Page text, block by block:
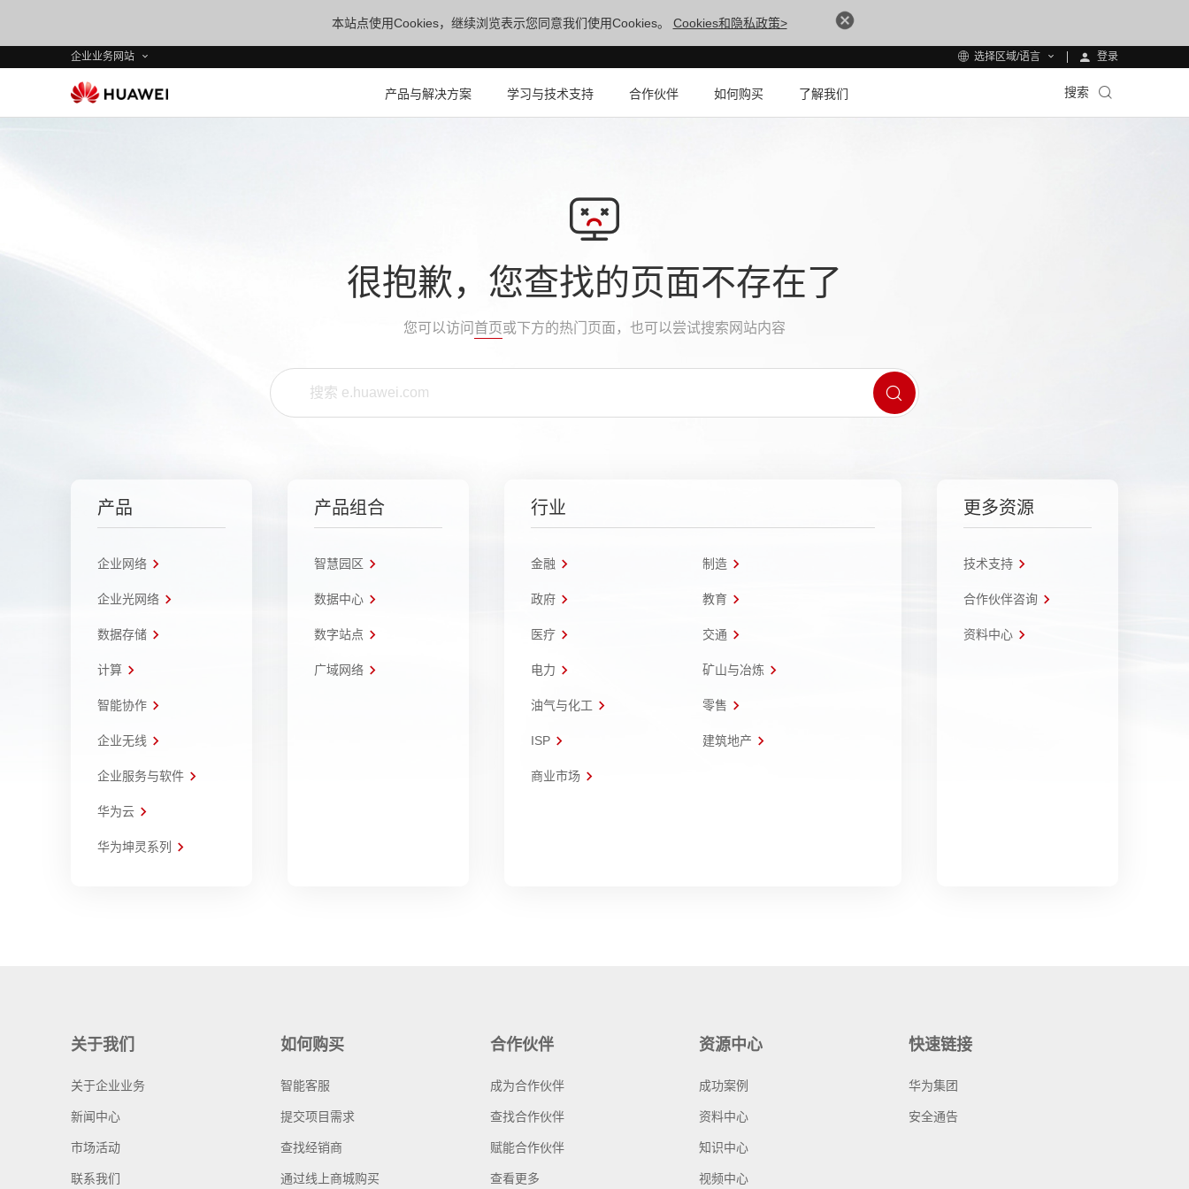
本站点使用Cookies，继续浏览表示您同意我们使用Cookies。 Cookies和隐私政策>
企业业务网站 选择区域/语言 登录
产品与解决方案 学习与技术支持 合作伙伴 如何购买 了解我们 搜索
很抱歉，您查找的页面不存在了
您可以访问 首页或下方的热门页面，也可以尝试搜索网站内容
产品
企业网络
企业光网络
数据存储
计算
智能协作
企业无线
企业服务与软件
华为云
华为坤灵系列
产品组合
智慧园区
数据中心
数字站点
广域网络
行业
金融 制造
政府 教育
医疗 交通
电力 矿山与冶炼
油气与化工 零售
ISP 建筑地产
商业市场
更多资源
技术支持
合作伙伴咨询
资料中心
关于我们
关于企业业务
新闻中心
市场活动
联系我们
如何购买
智能客服
提交项目需求
查找经销商
通过线上商城购买
合作伙伴
成为合作伙伴
查找合作伙伴
赋能合作伙伴
查看更多
资源中心
成功案例
资料中心
知识中心
视频中心
快速链接
华为集团
安全通告